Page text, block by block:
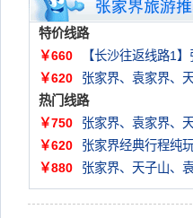
特价线路
￥660
【长沙往返线路1
￥620
张家界、袁家界、
热门线路
￥750
张家界、袁家界、
￥620
张家界经典行程纯
￥880
张家界、天子山、